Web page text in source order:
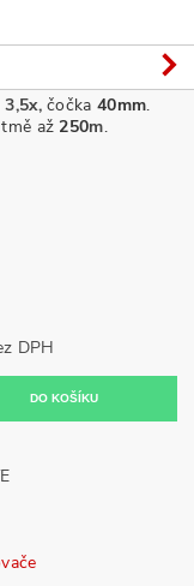
3,5x,čočka40mm.
až 250m.
Kč bez DPH